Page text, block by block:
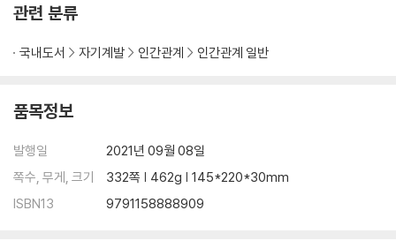
우리 당분간만 이혼합시다
행운도 재산분할의 대상일까?
우리가 잘 몰랐던 이혼의 경제학
TIP 6 |부부간 실질적 평등을 위하여‘, 부부평등법
관련 분류
국내도서 자기계발 인간관계 인간관계 일반
품목정보
발행일
2021년 09월 08일
쪽수, 무게, 크기
332쪽 | 462g | 145*220*30mm
ISBN13
9791158888909